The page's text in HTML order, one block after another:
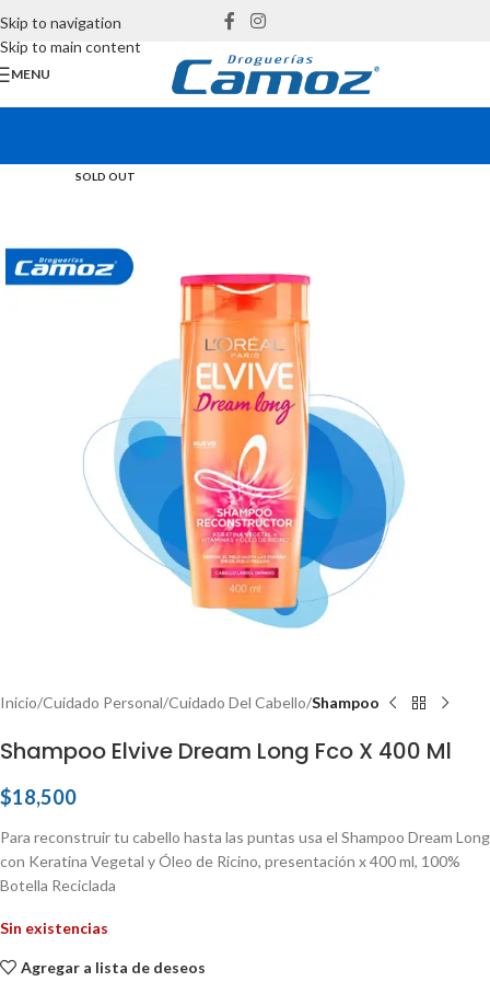
Skip to navigation
Skip to main content
MENU
SOLD OUT
Inicio Cuidado Personal Cuidado Del Cabello Shampoo
Shampoo Elvive Dream Long Fco X 400 Ml
$18,500
Para reconstruir tu cabello hasta las puntas usa el Shampoo Dream Long
con Keratina Vegetal y Óleo de Ricino, presentación x 400 ml, 100%
Botella Reciclada
Sin existencias
Agregar a lista de deseos